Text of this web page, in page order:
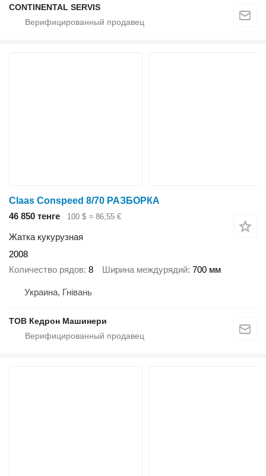
CONTINENTAL SERVIS
Claas Conspeed 8/70 РАЗБОРКА
46 850 тенге
100 $ ≈ 86,55 €
Жатка кукурузная
2008
Количество рядов 8 Ширина междурядий 700 мм
Украина, Гнівань
ТОВ Кедрон Машинери